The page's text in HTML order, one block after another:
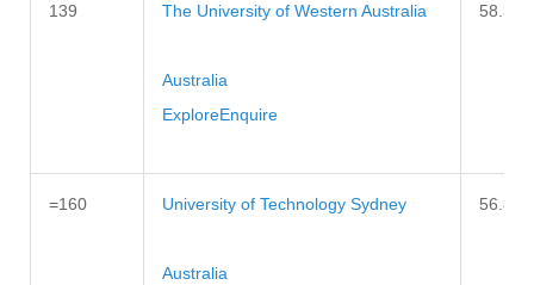
139 The University of Western Australia
Australia
ExploreEnquire
58.3
=160 University of Technology Sydney
Australia
56.8